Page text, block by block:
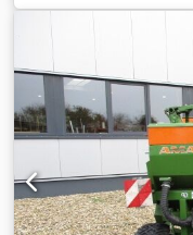
ophanging Csdpfjrhy
Steunwielen *
Opvangbak met
Rotatiesnelheid
voertuignummer:
vragen over het
ons gemakkelijk via
Whatsapp ----Fouten
voorbehouden.